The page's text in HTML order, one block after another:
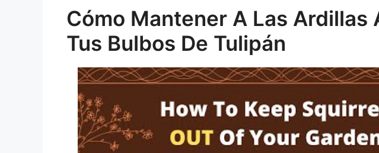
Cómo Mantener A Las Ardillas
Tus Bulbos De Tulipán